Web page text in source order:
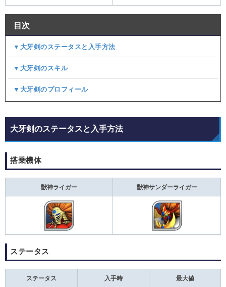
目次
▼大牙剣のステータスと入手方法
▼大牙剣のスキル
▼大牙剣のプロフィール
大牙剣のステータスと入手方法
搭乗機体
獣神ライガー 獣神サンダーライガー
ステータス
ステータス 入手時 最大値